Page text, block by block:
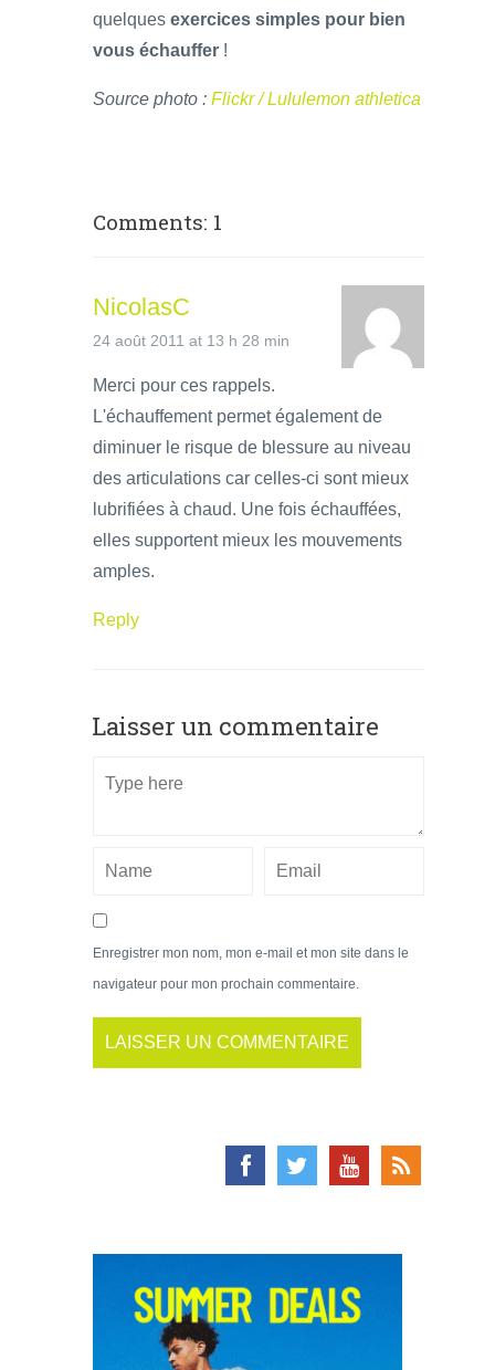
quelques exercices simples pour bien
vous échauffer !
Source photo : Flickr / Lululemon athletica
Comments: 1
NicolasC
24 août 2011 at 13 h 28 min
Merci pour ces rappels.
L'échauffement permet également de
diminuer le risque de blessure au niveau
des articulations car celles-ci sont mieux
lubrifiées à chaud. Une fois échauffées,
elles supportent mieux les mouvements
amples.
Reply
Laisser un commentaire
Enregistrer mon nom, mon e-mail et mon site dans le
navigateur pour mon prochain commentaire.